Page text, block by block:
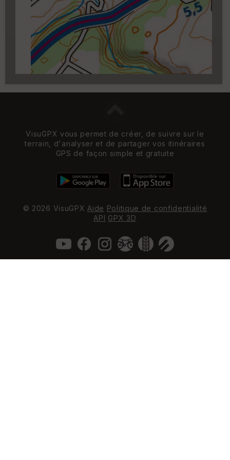
Carroyage UTM
(1km à partir du niveau de
zoom 14)
VisuGPX vous permet de créer, de suivre sur le
terrain, d'analyser et de partager vos itinéraires
GPS de façon simple et gratuite
© 2026 VisuGPX Aide Politique de confidentialité
API GPX 3D